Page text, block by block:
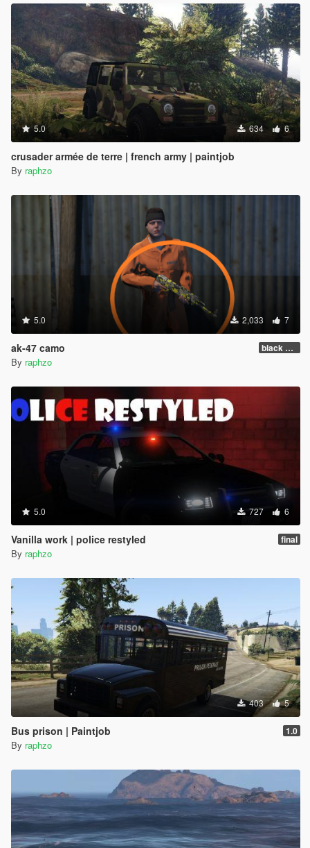
5.0 634 6
crusader armée de terre | french army | paintjob
By raphzo
5.0 2,033 7
ak-47 camo black yellow
By raphzo
5.0 727 6
Vanilla work | police restyled final
By raphzo
403 5
Bus prison | Paintjob 1.0
By raphzo